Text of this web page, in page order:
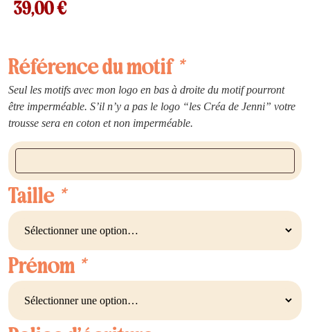
39,00€
Référence du motif *
Seul les motifs avec mon logo en bas à droite du motif pourront
être imperméable. S’il n’y a pas le logo “les Créa de Jenni” votre
trousse sera en coton et non imperméable.
Taille *
Prénom *